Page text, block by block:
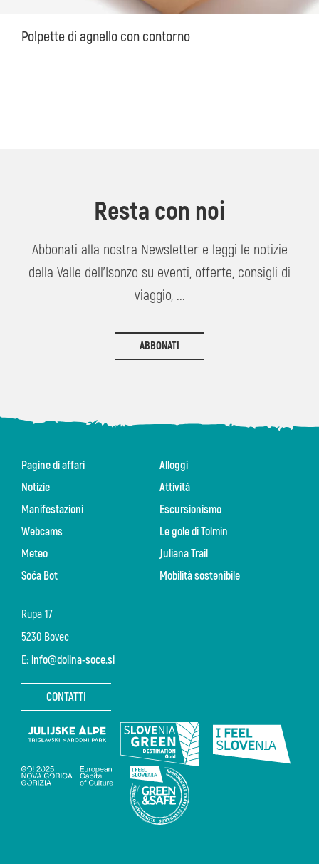
Polpette di agnello con contorno
Resta con noi
Abbonati alla nostra Newsletter e leggi le notizie
della Valle dell'Isonzo su eventi, offerte, consigli di
viaggio, ...
ABBONATI
Rupa 17
5230 Bovec
E: info@dolina-soce.si
CONTATTI
Pagine di affari
Notizie
Manifestazioni
Webcams
Meteo
Soča Bot
Alloggi
Attività
Escursionismo
Le gole di Tolmin
Juliana Trail
Mobilità sostenibile